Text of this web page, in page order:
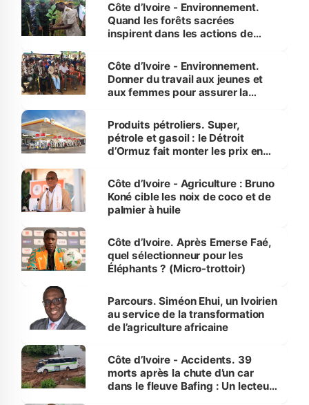
Côte d’Ivoire - Environnement.
Quand les forêts sacrées
inspirent dans les actions de
Côte d’Ivoire - Environnement.
Donner du travail aux jeunes et
aux femmes pour assurer la
menacées
Produits pétroliers. Super,
pétrole et gasoil : le Détroit
d’Ormuz fait monter les prix en
Côte d’Ivoire - Agriculture : Bruno
Koné cible les noix de coco et de
palmier à huile
Côte d’Ivoire. Après Emerse Faé,
quel sélectionneur pour les
Éléphants ? (Micro-trottoir)
Parcours. Siméon Ehui, un Ivoirien
au service de la transformation
de l’agriculture africaine
Côte d’Ivoire - Accidents. 39
morts après la chute d’un car
dans le fleuve Bafing : Un lecteur